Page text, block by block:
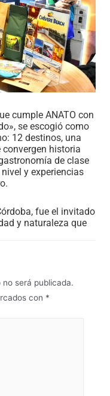
cumple ANATO con
se escogió como
12 destinos, una
historia
de clase
y experiencias
fue el invitado
y naturaleza que
será publicada.
con *